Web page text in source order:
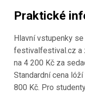
Praktické
Hlavní vstupenky
festivalfestival.cz a
na 4 200 Kč za
Standardní cena
800 Kč. Pro